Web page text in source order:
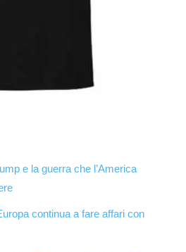
e la guerra che l’America
continua a fare affari con